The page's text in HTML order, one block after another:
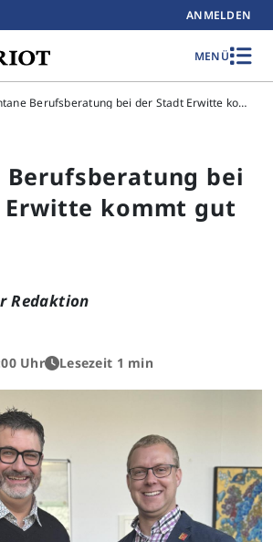
ANMELDEN
MENÜ
Spontane Berufsberatung bei der Stadt Erwitte kommt gut an
Berufsberatung bei
Erwitte kommt gut
Redaktion
Uhr Lesezeit 1 min